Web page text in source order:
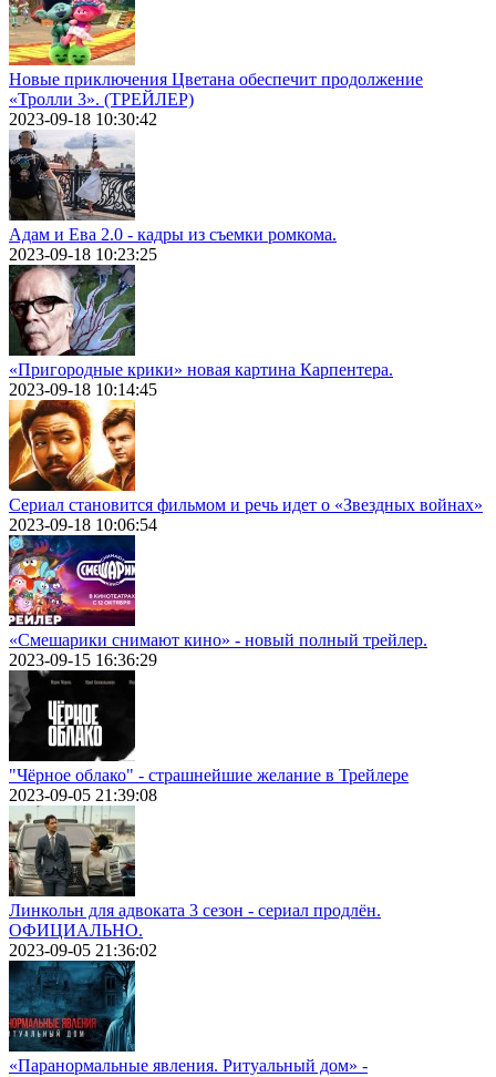
Новые приключения Цветана обеспечит продолжение
«Тролли 3». (ТРЕЙЛЕР)
2023-09-18 10:30:42
Адам и Ева 2.0 - кадры из съемки ромкома.
2023-09-18 10:23:25
«Пригородные крики» новая картина Карпентера.
2023-09-18 10:14:45
Сериал становится фильмом и речь идет о «Звездных войнах»
2023-09-18 10:06:54
«Смешарики снимают кино» - новый полный трейлер.
2023-09-15 16:36:29
"Чёрное облако" - страшнейшие желание в Трейлере
2023-09-05 21:39:08
Линкольн для адвоката 3 сезон - сериал продлён.
ОФИЦИАЛЬНО.
2023-09-05 21:36:02
«Паранормальные явления. Ритуальный дом» -